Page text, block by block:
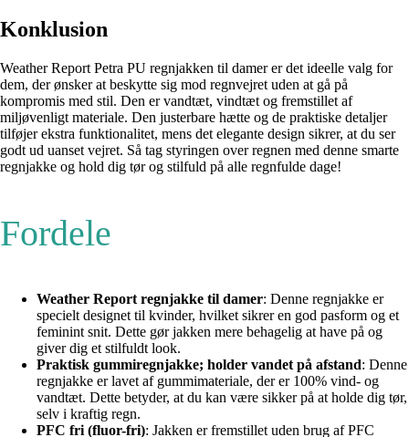
Konklusion
Weather Report Petra PU regnjakken til damer er det ideelle valg for
dem, der ønsker at beskytte sig mod regnvejret uden at gå på
kompromis med stil. Den er vandtæt, vindtæt og fremstillet af
miljøvenligt materiale. Den justerbare hætte og de praktiske detaljer
tilføjer ekstra funktionalitet, mens det elegante design sikrer, at du ser
godt ud uanset vejret. Så tag styringen over regnen med denne smarte
regnjakke og hold dig tør og stilfuld på alle regnfulde dage!
Fordele
Weather Report regnjakke til damer: Denne regnjakke er
specielt designet til kvinder, hvilket sikrer en god pasform og et
feminint snit. Dette gør jakken mere behagelig at have på og
giver dig et stilfuldt look.
Praktisk gummiregnjakke; holder vandet på afstand: Denne
regnjakke er lavet af gummimateriale, der er 100% vind- og
vandtæt. Dette betyder, at du kan være sikker på at holde dig tør,
selv i kraftig regn.
PFC fri (fluor-fri): Jakken er fremstillet uden brug af PFC